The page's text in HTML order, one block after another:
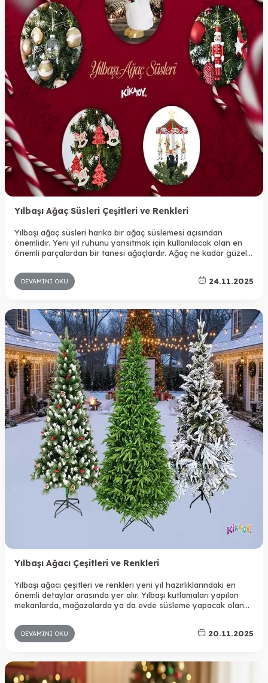
Yılbaşı Ağaç Süsleri Çeşitleri ve Renkleri
Yılbaşı ağaç süsleri harika bir ağaç süslemesi açısından
önemlidir. Yeni yıl ruhunu yansıtmak için kullanılacak olan en
önemli parçalardan bir tanesi ağaçlardır. Ağaç ne kadar güzel
duracaktır. Bu nedenle ağaç süslemeleri yılbaşı dönemlerinde
son derece büyük bir önem taşır.
DEVAMINI OKU 24.11.2025
Yılbaşı Ağacı Çeşitleri ve Renkleri
Yılbaşı ağacı çeşitleri ve renkleri yeni yıl hazırlıklarındaki en
önemli detaylar arasında yer alır. Yılbaşı kutlamaları yapılan
mekanlarda, mağazalarda ya da evde süsleme yapacak olan
için aradığınız modeli rahatlıkla bulabilir ve dekorasyonda yer
verebilirsiniz.
DEVAMINI OKU 20.11.2025